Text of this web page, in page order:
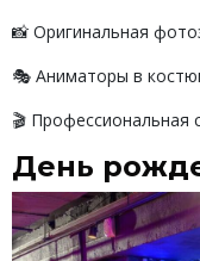
📸 Оригинальная
🎭 Аниматоры в
🎬 Профессиональная
День